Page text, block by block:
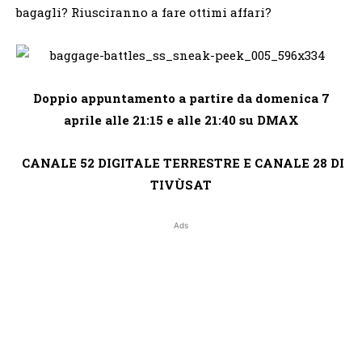
bagagli? Riusciranno a fare ottimi affari?
Doppio appuntamento a partire da domenica 7
aprile alle 21:15 e alle 21:40 su DMAX
CANALE 52 DIGITALE TERRESTRE E CANALE 28 DI
TIVÙSAT
Ads